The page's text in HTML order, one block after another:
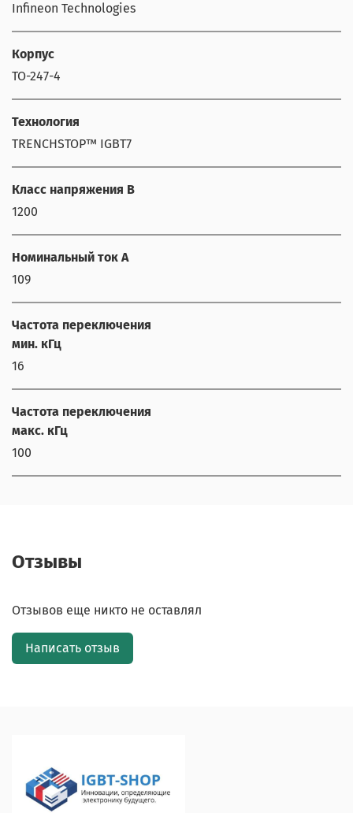
Infineon Technologies
Корпус
TO-247-4
Технология
TRENCHSTOP™ IGBT7
Класс напряжения В
1200
Номинальный ток А
109
Частота переключения
мин. кГц
16
Частота переключения
макс. кГц
100
Отзывы
Отзывов еще никто не оставлял
Написать отзыв